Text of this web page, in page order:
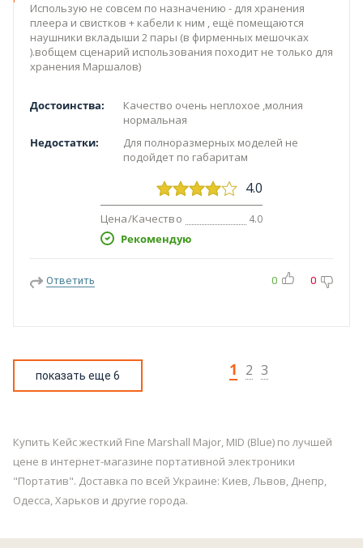
Использую не совсем по назначению - для хранения
плеера и свистков + кабели к ним , ещё помещаются
наушники вкладыши 2 пары (в фирменных мешочках
).вобщем сценарий использования походит не только для
хранения Маршалов)
Достоинства:
Качество очень неплохое ,молния
нормальная
Недостатки:
Для полноразмерных моделей не
подойдет по габаритам
4.0
Цена/Качество 4.0
Рекомендую
Ответить 0 0
показать еще 6 1 2 3
Купить Кейс жесткий Fine Marshall Major, MID (Blue) по лучшей
цене в интернет-магазине портативной электроники
"Портатив". Доставка по всей Украине: Киев, Львов, Днепр,
Одесса, Харьков и другие города.